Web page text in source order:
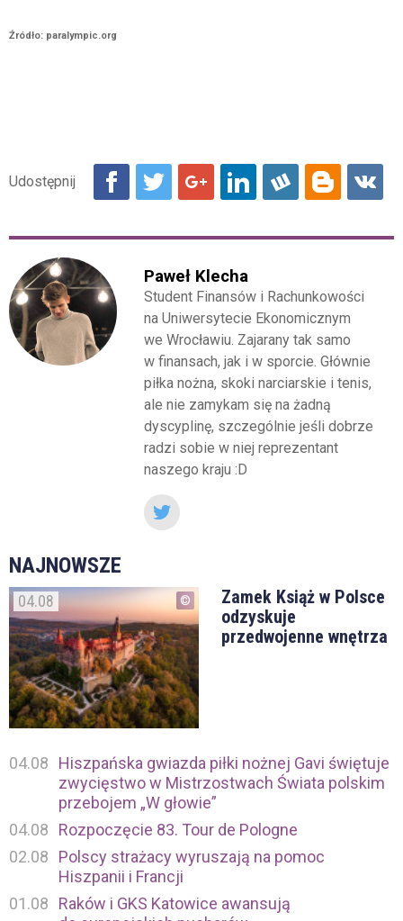
Źródło: paralympic.org
Paweł Klecha
Student Finansów i Rachunkowości
na Uniwersytecie Ekonomicznym
we Wrocławiu. Zajarany tak samo
w finansach, jak i w sporcie. Głównie
piłka nożna, skoki narciarskie i tenis,
ale nie zamykam się na żadną
dyscyplinę, szczególnie jeśli dobrze
radzi sobie w niej reprezentant
naszego kraju :D
NAJNOWSZE
04.08
Zamek Książ w Polsce
odzyskuje
przedwojenne wnętrza
04.08
Hiszpańska gwiazda piłki nożnej Gavi świętuje
zwycięstwo w Mistrzostwach Świata polskim
przebojem „W głowie”
04.08
Rozpoczęcie 83. Tour de Pologne
02.08
Polscy strażacy wyruszają na pomoc
Hiszpanii i Francji
01.08
Raków i GKS Katowice awansują